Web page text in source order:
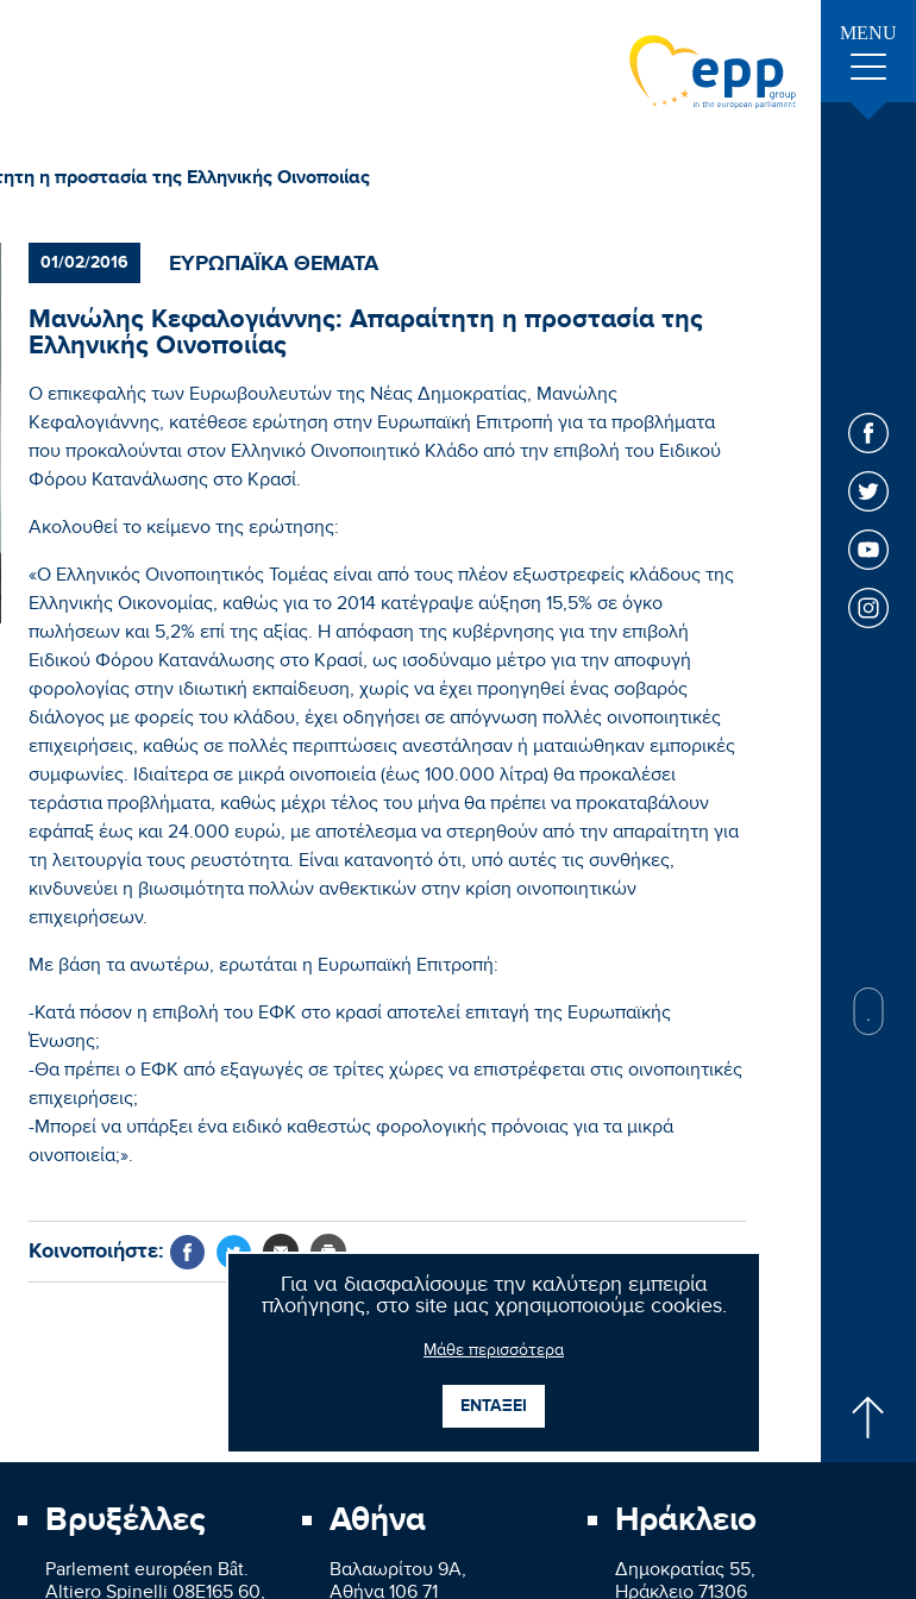
MENU
Για να διασφαλίσουμε την καλύτερη εμπειρία
πλοήγησης, στο site μας χρησιμοποιούμε cookies.
Μάθε περισσότερα
ΕΝΤΑΞΕΙ
η προστασία της Ελληνικής Οινοποιίας
01/02/2016 ΕΥΡΩΠΑΪΚΑ ΘΕΜΑΤΑ
Μανώλης Κεφαλογιάννης: Απαραίτητη η προστασία της
Ελληνικής Οινοποιίας
Ο επικεφαλής των Ευρωβουλευτών της Νέας Δημοκρατίας, Μανώλης
Κεφαλογιάννης, κατέθεσε ερώτηση στην Ευρωπαϊκή Επιτροπή για τα προβλήματα
που προκαλούνται στον Ελληνικό Οινοποιητικό Κλάδο από την επιβολή του Ειδικού
Φόρου Κατανάλωσης στο Κρασί.
Ακολουθεί το κείμενο της ερώτησης:
«Ο Ελληνικός Οινοποιητικός Τομέας είναι από τους πλέον εξωστρεφείς κλάδους της
Ελληνικής Οικονομίας, καθώς για το 2014 κατέγραψε αύξηση 15,5% σε όγκο
πωλήσεων και 5,2% επί της αξίας. Η απόφαση της κυβέρνησης για την επιβολή
Ειδικού Φόρου Κατανάλωσης στο Κρασί, ως ισοδύναμο μέτρο για την αποφυγή
φορολογίας στην ιδιωτική εκπαίδευση, χωρίς να έχει προηγηθεί ένας σοβαρός
διάλογος με φορείς του κλάδου, έχει οδηγήσει σε απόγνωση πολλές οινοποιητικές
επιχειρήσεις, καθώς σε πολλές περιπτώσεις ανεστάλησαν ή ματαιώθηκαν εμπορικές
συμφωνίες. Ιδιαίτερα σε μικρά οινοποιεία (έως 100.000 λίτρα) θα προκαλέσει
τεράστια προβλήματα, καθώς μέχρι τέλος του μήνα θα πρέπει να προκαταβάλουν
εφάπαξ έως και 24.000 ευρώ, με αποτέλεσμα να στερηθούν από την απαραίτητη για
τη λειτουργία τους ρευστότητα. Είναι κατανοητό ότι, υπό αυτές τις συνθήκες,
κινδυνεύει η βιωσιμότητα πολλών ανθεκτικών στην κρίση οινοποιητικών
επιχειρήσεων.
Με βάση τα ανωτέρω, ερωτάται η Ευρωπαϊκή Επιτροπή:
-Κατά πόσον η επιβολή του ΕΦΚ στο κρασί αποτελεί επιταγή της Ευρωπαϊκής
Ένωσης;
-Θα πρέπει ο ΕΦΚ από εξαγωγές σε τρίτες χώρες να επιστρέφεται στις οινοποιητικές
επιχειρήσεις;
-Μπορεί να υπάρξει ένα ειδικό καθεστώς φορολογικής πρόνοιας για τα μικρά
οινοποιεία;».
Κοινοποιήστε:
Βρυξέλλες
Parlement européen Bât.
Αθήνα
Βαλαωρίτου 9A,
Ηράκλειο
Δημοκρατίας 55,